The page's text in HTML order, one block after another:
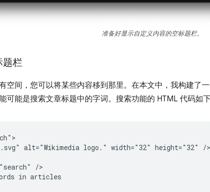
准备好显示自定义内容的空标题栏。
题栏
空间，您可以将某些内容移到那里。在本文中，我构建了
可能是搜索文章标题中的字词。搜索功能的 HTML 代码如下
alt="Wikimedia logo." width="32" height="32" />
/>
in articles